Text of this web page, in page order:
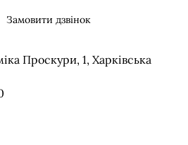
Замовити дзвінок
Проскури, 1, Харківська